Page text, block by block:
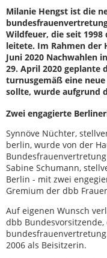
Milanie Hengst ist die
Wildfeuer, die seit
leitete. Im Rahmen der
Juni 2020 Nachwahlen
29. April 2020 geplante
turnusgemäß eine
sollte, wurde aufgrund
Zwei engagierte
Synnöve Nüchter,
berlin, wurde von der
Sabine Schumann,
Berlin - mit zwei
Gremium der dbb
Auf eigenen Wunsch
dbb
2006 als Beisitzerin.